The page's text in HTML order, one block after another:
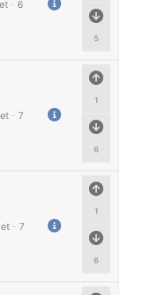
5
- 6
1
6
- 7
1
6
- 7